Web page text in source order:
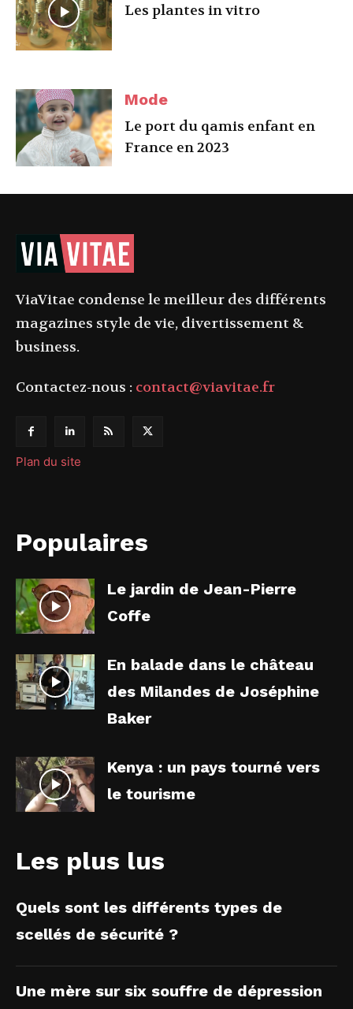
Les plantes in vitro
Mode
Le port du qamis enfant en
France en 2023
ViaVitae condense le meilleur des différents
magazines style de vie, divertissement &
business.
Contactez-nous : contact@viavitae.fr
Plan du site
Populaires
Le jardin de Jean-Pierre
Coffe
En balade dans le château
des Milandes de Joséphine
Baker
Kenya : un pays tourné vers
le tourisme
Les plus lus
Quels sont les différents types de
scellés de sécurité ?
Une mère sur six souffre de dépression